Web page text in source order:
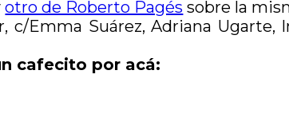
otro de Roberto Pagés sobre la
c/Emma Suárez, Adriana
cafecito por acá: